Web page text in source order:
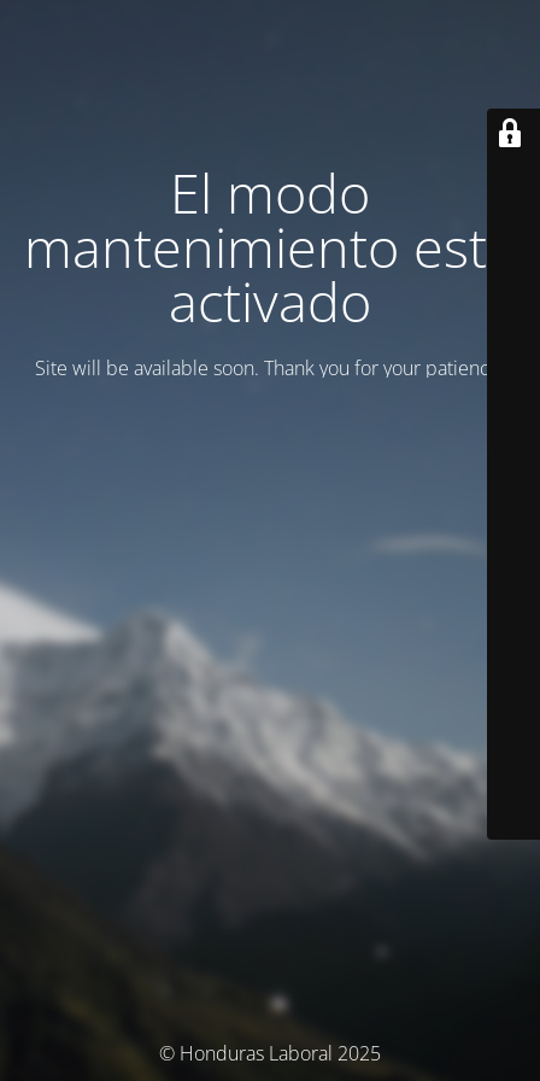
El modo
mantenimiento está
activado
Site will be available soon. Thank you for your patience!
© Honduras Laboral 2025